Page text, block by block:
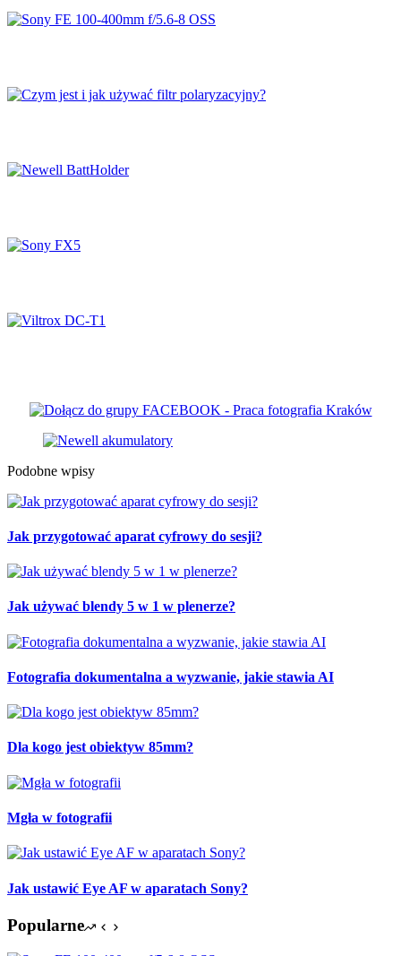
Podobne wpisy
Jak przygotować aparat cyfrowy do sesji?
Jak używać blendy 5 w 1 w plenerze?
Fotografia dokumentalna a wyzwanie, jakie stawia AI
Dla kogo jest obiektyw 85mm?
Mgła w fotografii
Jak ustawić Eye AF w aparatach Sony?
Popularne